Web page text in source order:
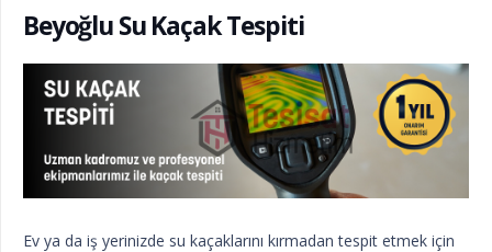
Beyoğlu Su Kaçak Tespiti
Ev ya da iş yerinizde su kaçaklarını kırmadan tespit etmek için